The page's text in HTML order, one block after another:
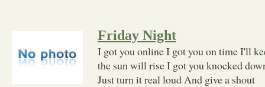
Friday Night
I got you online I got you on time I'll
the sun will rise I got you knocked
Just turn it real loud And give a shout